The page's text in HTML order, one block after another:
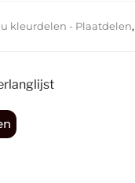
kleurdelen - Plaatdelen,